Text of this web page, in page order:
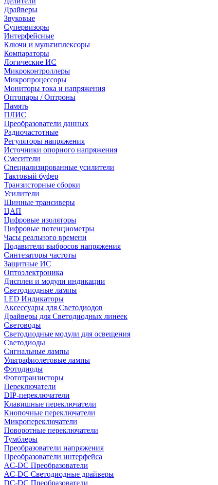
Драйверы
Звуковые
Супервизоры
Интерфейсные
Ключи и мультиплексоры
Компараторы
Логические ИС
Микроконтроллеры
Микропроцессоры
Мониторы тока и напряжения
Оптопары / Оптроны
Память
ПЛИС
Преобразователи данных
Радиочастотные
Регуляторы напряжения
Источники опорного напряжения
Смесители
Специализированные усилители
Тактовый буфер
Транзисторные сборки
Усилители
Шинные трансиверы
ЦАП
Цифровые изоляторы
Цифровые потенциометры
Часы реального времени
Подавители выбросов напряжения
Синтезаторы частоты
Защитные ИС
Оптоэлектроника
Дисплеи и модули индикации
Светодиодные лампы
LED Индикаторы
Аксессуары для Светодиодов
Драйверы для Светодиодных линеек
Световоды
Светодиодные модули для освещения
Светодиоды
Сигнальные лампы
Ультрафиолетовые лампы
Фотодиоды
Фототранзисторы
Переключатели
DIP-переключатели
Клавишные переключатели
Кнопочные переключатели
Микропереключатели
Поворотные переключатели
Тумблеры
Преобразователи напряжения
Преобразователи интерфейса
AC-DC Преобразователи
AC-DC Светодиодные драйверы
DC-DC Преобразователи